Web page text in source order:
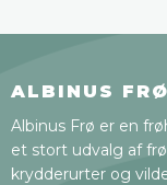
ALBINUS FRØ
Albinus Frø er en
et stort udvalg af
krydderurter og